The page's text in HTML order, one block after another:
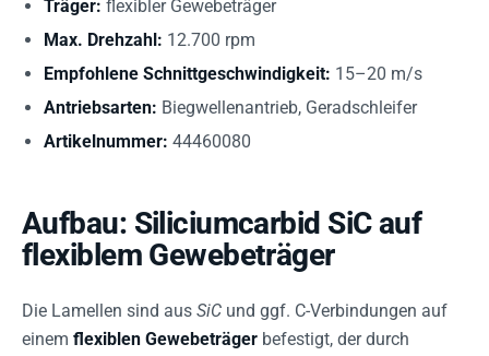
Träger: flexibler Gewebeträger
Max. Drehzahl: 12.700 rpm
Empfohlene Schnittgeschwindigkeit: 15–20 m/s
Antriebsarten: Biegwellenantrieb, Geradschleifer
Artikelnummer: 44460080
Aufbau: Siliciumcarbid SiC auf
flexiblem Gewebeträger
Die Lamellen sind aus SiC und ggf. C-Verbindungen auf
einem flexiblen Gewebeträger befestigt, der durch